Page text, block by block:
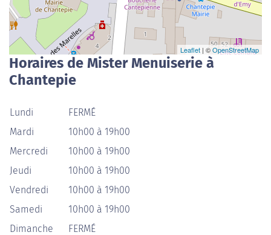
Leaflet | ©OpenStreetMap
Horaires de Mister Menuiserie à
Chantepie
Lundi
FERMÉ
Mardi
10h00 à 19h00
Mercredi
10h00 à 19h00
Jeudi
10h00 à 19h00
Vendredi
10h00 à 19h00
Samedi
10h00 à 19h00
Dimanche
FERMÉ